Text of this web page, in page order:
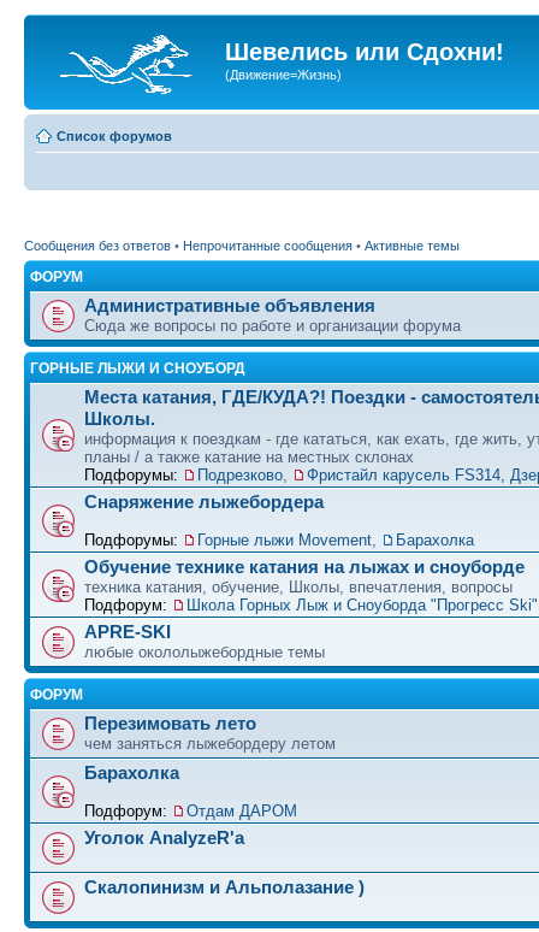
Шевелись или Сдохни!
(Движение=Жизнь)
Список форумов
Сообщения без ответов • Непрочитанные сообщения • Активные темы
ФОРУМ
Административные объявления
Сюда же вопросы по работе и организации форума
ГОРНЫЕ ЛЫЖИ И СНОУБОРД
Места катания, ГДЕ/КУДА?! Поездки -
Школы.
информация к поездкам - где кататься, как ехать, где жить,
планы / а также катание на местных склонах
Подфорумы:
Подрезково, Фристайл карусель FS314,
Снаряжение лыжебордера
Подфорумы: Горные лыжи Movement, Барахолка
Обучение технике катания на лыжах и сноуборде
техника катания, обучение, Школы, впечатления, вопросы
Подфорум:
Школа Горных Лыж и Сноуборда "Прогресс
APRE-SKI
любые окололыжебордные темы
ФОРУМ
Перезимовать лето
чем заняться лыжебордеру летом
Барахолка
Подфорум: Отдам ДАРОМ
Уголок AnalyzeR'а
Скалопинизм и Альполазание )